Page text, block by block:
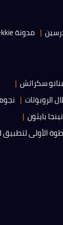
مدونة Tekkie
سكراتش
نجوم
بايثون
لتطبيق